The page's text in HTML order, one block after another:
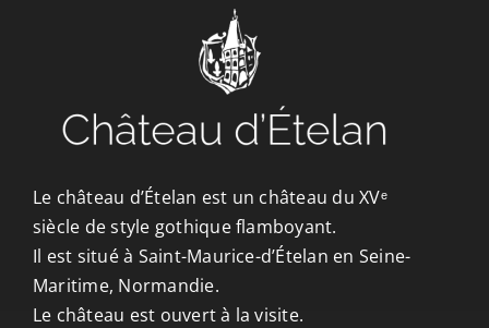
CONTACT/ACCÈS
Le château d’Ételan est un château du XVᵉ
siècle de style gothique flamboyant.
Il est situé à Saint-Maurice-d’Ételan en Seine-
Maritime, Normandie.
Le château est ouvert à la visite.